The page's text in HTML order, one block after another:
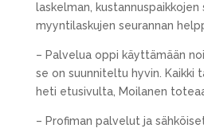
laskelman,
myyntilaskujen seurannan
– Palvelua oppi käyttämään
se on suunniteltu hyvin.
heti etusivulta, Moilanen
– Profiman palvelut ja